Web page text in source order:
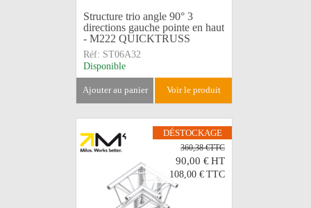
Structure trio angle 90° 3
directions gauche pointe en haut
- M222 QUICKTRUSS
Réf: ST06A32
Disponible
ajouter au panier voir le produit
DÉSTOCKAGE
360,38 €TTC
90,00 €HT
108,00 € TTC